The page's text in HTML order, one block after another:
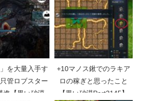
を大量入手す
管ロブスター
進【黒い砂漠
+10マノス鍬でのラキア
ロの稼ぎと思ったこと
【黒い砂漠Part2145】